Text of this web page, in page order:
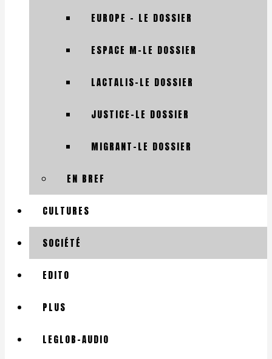
EUROPE – LE DOSSIER
ESPACE M-LE DOSSIER
LACTALIS-LE DOSSIER
JUSTICE-LE DOSSIER
MIGRANT-LE DOSSIER
EN BREF
CULTURES
SOCIÉTÉ
EDITO
PLUS
LEGLOB-AUDIO